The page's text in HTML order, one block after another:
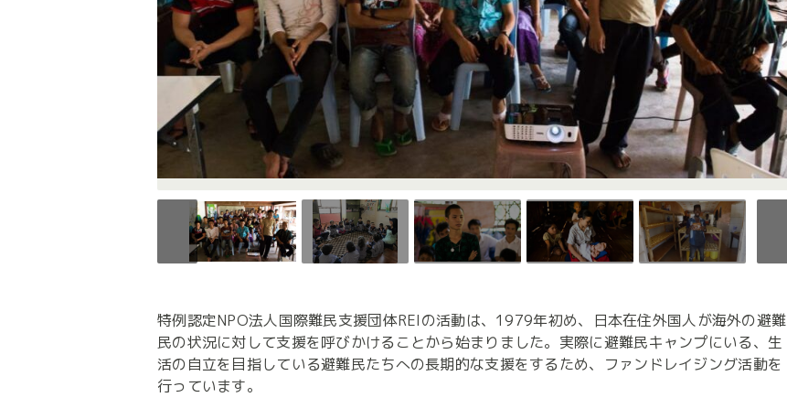
特例認定NPO法人国際難民支援団体REIの活動は、1979年初め、日本在住外国人が海外の避難
民の状況に対して支援を呼びかけることから始まりました。実際に避難民キャンプにいる、生
活の自立を目指している避難民たちへの長期的な支援をするため、ファンドレイジング活動を
行っています。